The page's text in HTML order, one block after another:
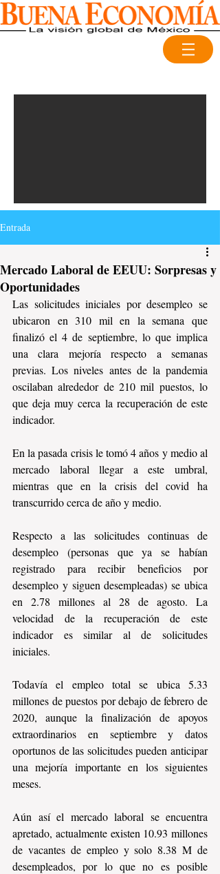
Entrada
Mercado Laboral de EEUU: Sorpresas y
Oportunidades
Las solicitudes iniciales por desempleo se
ubicaron en 310 mil en la semana que
finalizó el 4 de septiembre, lo que implica
una clara mejoría respecto a semanas
previas. Los niveles antes de la pandemia
oscilaban alrededor de 210 mil puestos, lo
que deja muy cerca la recuperación de este
indicador.
En la pasada crisis le tomó 4 años y medio al
mercado laboral llegar a este umbral,
mientras que en la crisis del covid ha
transcurrido cerca de año y medio.
Respecto a las solicitudes continuas de
desempleo (personas que ya se habían
registrado para recibir beneficios por
desempleo y siguen desempleadas) se ubica
en 2.78 millones al 28 de agosto. La
velocidad de la recuperación de este
indicador es similar al de solicitudes
iniciales.
Todavía el empleo total se ubica 5.33
millones de puestos por debajo de febrero de
2020, aunque la finalización de apoyos
extraordinarios en septiembre y datos
oportunos de las solicitudes pueden anticipar
una mejoría importante en los siguientes
meses.
Aún así el mercado laboral se encuentra
apretado, actualmente existen 10.93 millones
de vacantes de empleo y solo 8.38 M de
desempleados, por lo que no es posible